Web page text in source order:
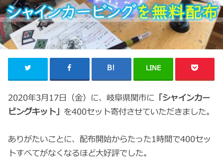
LINE
2020年3月17日（金）に、岐阜県関市に 「シャインカー
ビングキット」 を400セット寄付させていただきました。
ありがたいことに、配布開始からたった1時間で400セッ
トすべてがなくなるほど大好評でした。